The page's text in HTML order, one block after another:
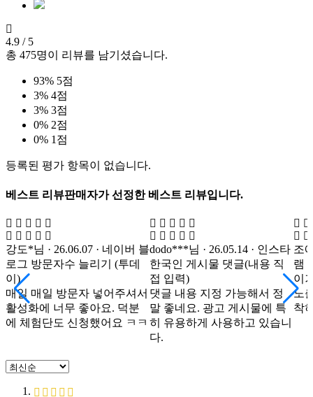
4.9 / 5
총 475명이 리뷰를 남기셨습니다.
93% 5점
3% 4점
3% 3점
0% 2점
0% 1점
등록된 평가 항목이 없습니다.
베스트 리뷰판매자가 선정한 베스트 리뷰입니다.
강도*님 · 26.06.07 · 네이버 블
로그 방문자수 늘리기 (투데
이)
매일 매일 방문자 넣어주셔서
활성화에 너무 좋아요. 덕분
에 체험단도 신청했어요 ㅋㅋ
dodo***님 · 26.05.14 · 인스타
한국인 게시물 댓글(내용 직
접 입력)
댓글 내용 지정 가능해서 정
말 좋네요. 광고 게시물에 특
히 유용하게 사용하고 있습니
다.
조
램
이
노
착